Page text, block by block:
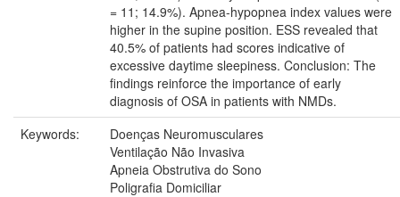
= 11; 14.9%). Apnea-hypopnea index values were
higher in the supine position. ESS revealed that
40.5% of patients had scores indicative of
excessive daytime sleepiness. Conclusion: The
findings reinforce the importance of early
diagnosis of OSA in patients with NMDs.
Keywords:
Doenças Neuromusculares
Ventilação Não Invasiva
Apneia Obstrutiva do Sono
Poligrafia Domiciliar